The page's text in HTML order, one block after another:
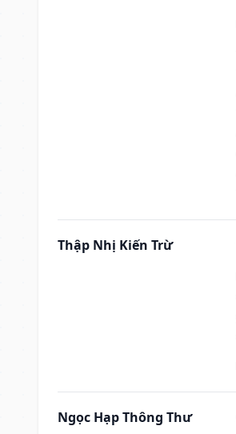
Thập Nhị Kiến Trừ
Ngọc Hạp Thông Thư